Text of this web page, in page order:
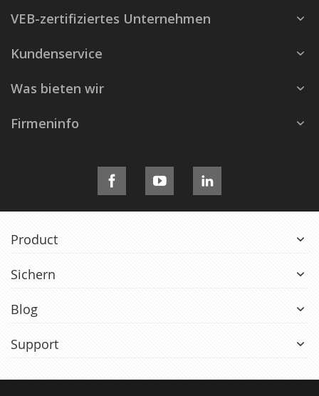
VEB-zertifiziertes Unternehmen
Kundenservice
Was bieten wir
Firmeninfo
Product
Sichern
Blog
Support